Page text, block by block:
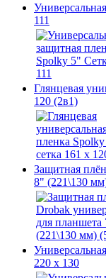
111
Глянцевая
120 (2в1)
Защитная
8" (221\130
220 x 130